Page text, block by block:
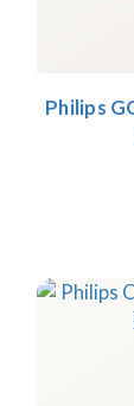
Philips